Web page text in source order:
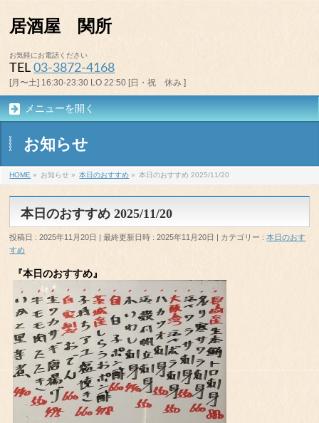
居酒屋 関所
お気軽にお電話ください
TEL03-3872-4168
[月〜土] 16:30-23:30 LO 22:50 [日・祝 休み ]
メニューを開く
お知らせ
HOME » お知らせ » 本日のおすすめ » 本日のおすすめ 2025/11/20
本日のおすすめ 2025/11/20
投稿日 : 2025年11月20日 最終更新日時 : 2025年11月20日 カテゴリー :本日のおす
すめ
『本日のおすすめ』